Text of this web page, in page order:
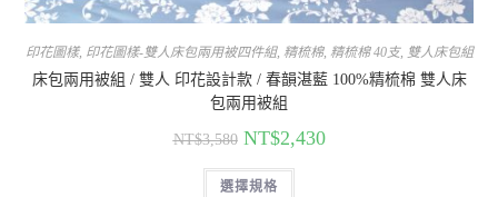
印花圖樣, 印花圖樣-雙人床包兩用被四件組, 精梳棉, 精梳棉 40支, 雙人床包組
床包兩用被組 / 雙人 印花設計款 / 春韻湛藍 100%精梳棉 雙人床
包兩用被組
NT$3,580 NT$2,430
選擇規格